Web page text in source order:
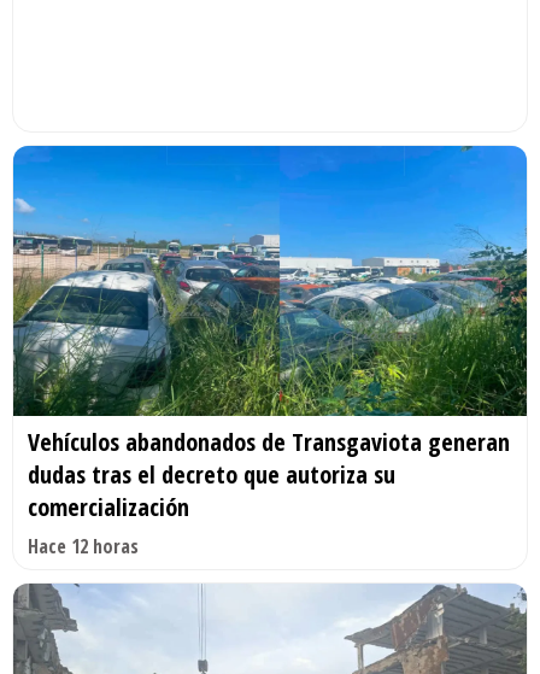
Vehículos abandonados de Transgaviota generan
dudas tras el decreto que autoriza su
comercialización
Hace 12 horas